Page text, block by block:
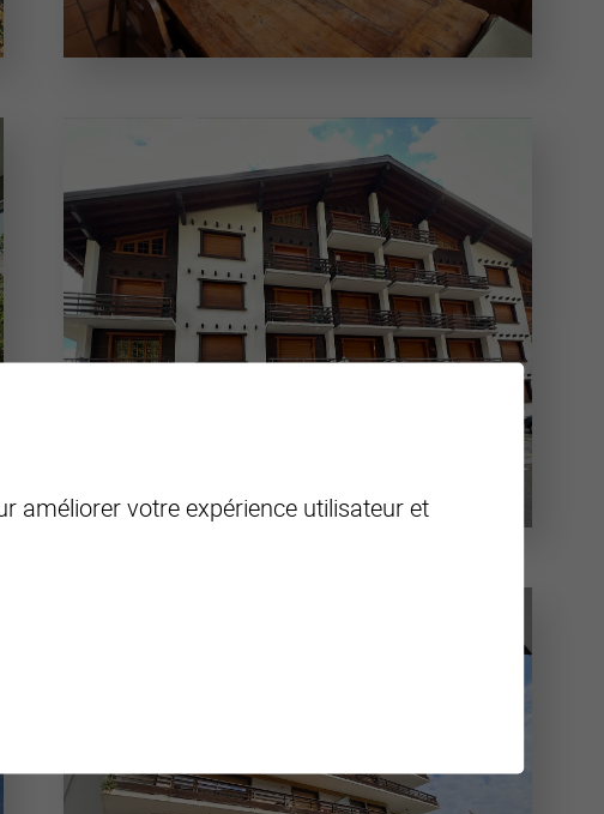
améliorer votre expérience utilisateur et